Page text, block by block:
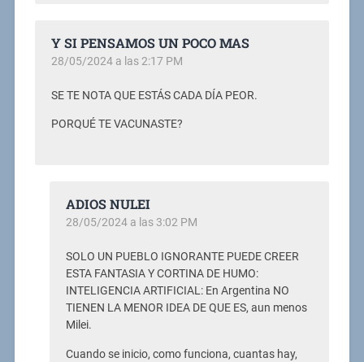
Y SI PENSAMOS UN POCO MAS
28/05/2024 a las 2:17 PM
SE TE NOTA QUE ESTÁS CADA DÍA PEOR.
PORQUÉ TE VACUNASTE?
ADIOS NULEI
28/05/2024 a las 3:02 PM
SOLO UN PUEBLO IGNORANTE PUEDE CREER
ESTA FANTASIA Y CORTINA DE HUMO:
INTELIGENCIA ARTIFICIAL: En Argentina NO
TIENEN LA MENOR IDEA DE QUE ES, aun menos
Milei.
Cuando se inicio, como funciona, cuantas hay,